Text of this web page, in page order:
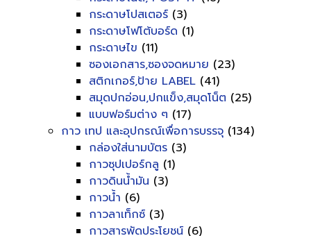
กระดาษโปสเตอร์ (3)
กระดาษโฟโต้บอร์ด (1)
กระดาษไข (11)
ซองเอกสาร,ซองจดหมาย (23)
สติกเกอร์,ป้าย LABEL (41)
สมุดปกอ่อน,ปกแข็ง,สมุดโน็ต (25)
แบบฟอร์มต่าง ๆ (17)
กาว เทป และอุปกรณ์เพื่อการบรรจุ (134)
กล่องใส่นามบัตร (3)
กาวซุปเปอร์กลู (1)
กาวดินน้ำมัน (3)
กาวน้ำ (6)
กาวลาเท็กซ์ (3)
กาวสารพัดประโยชน์ (6)